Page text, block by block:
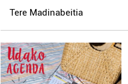
Tere Madinabeitia